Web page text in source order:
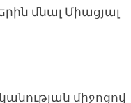
մնալ Միացյալ
միջոցով